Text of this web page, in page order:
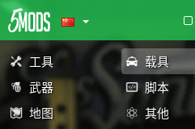
工具 载具
武器
脚本
地图
其他